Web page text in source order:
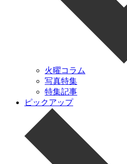
火曜コラム
写真特集
特集記事
ピックアップ